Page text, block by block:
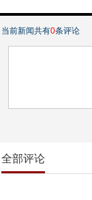
当前新闻共有0条评论
全部评论